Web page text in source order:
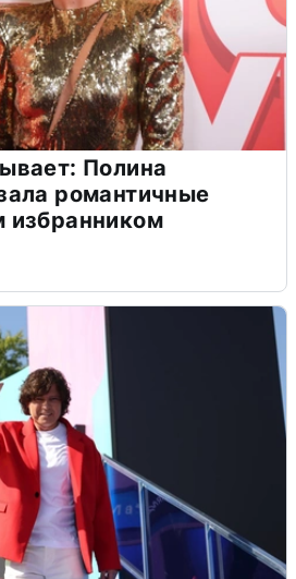
Полина
романтичные
избранником